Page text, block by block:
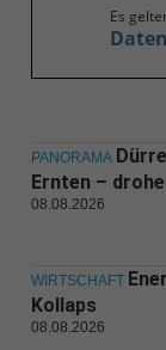
Es
PANORAMA
Ernten –
08.08.2026
WIRTSCHAFT
Kollaps
08.08.2026